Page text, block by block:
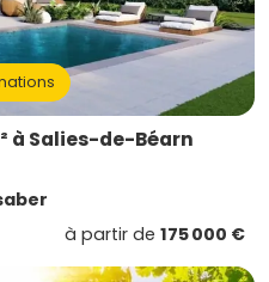
à Salies-de-Béarn
à partir de 175 000 €